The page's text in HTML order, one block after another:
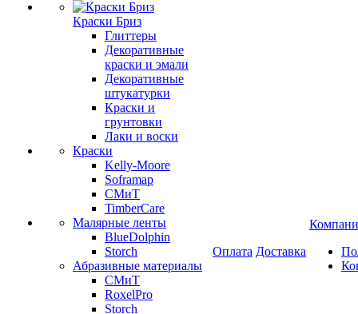
Краски Бриз
Глиттеры
Декоративные
краски и эмали
Декоративные
штукатурки
Краски и
грунтовки
Лаки и воски
Краски
Kelly-Moore
Soframap
СМиТ
TimberCare
Малярные ленты
BlueDolphin
Storch
Абразивные материалы
СМиТ
RoxelPro
Storch
Оплата Доставка